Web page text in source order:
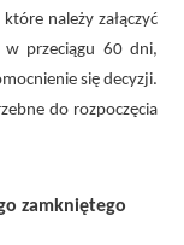
należy załączyć
przeciągu 60 dni,
się decyzji.
do rozpoczęcia
zamkniętego